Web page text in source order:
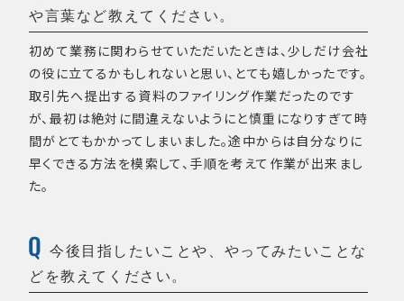
や言葉など教えてください。
初めて業務に関わらせていただいたときは、少しだけ会社
の役に立てるかもしれないと思い、とても嬉しかったです。
取引先へ提出する資料のファイリング作業だったのです
が、最初は絶対に間違えないようにと慎重になりすぎて時
間がとてもかかってしまいました。途中からは自分なりに
早くできる方法を模索して、手順を考えて作業が出来まし
た。
今後目指したいことや、やってみたいことな
どを教えてください。